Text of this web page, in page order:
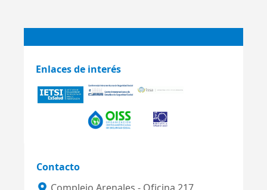
Enlaces de interés
Contacto